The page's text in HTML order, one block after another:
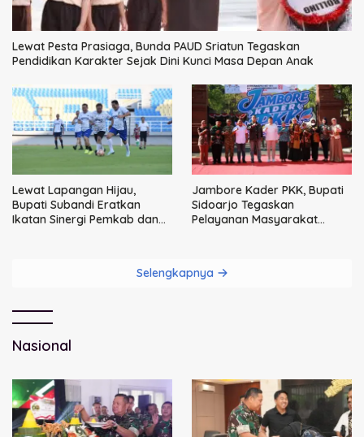
Lewat Pesta Prasiaga, Bunda PAUD Sriatun Tegaskan
Pendidikan Karakter Sejak Dini Kunci Masa Depan Anak
Lewat Lapangan Hijau,
Bupati Subandi Eratkan
Ikatan Sinergi Pemkab dan
Jambore Kader PKK, Bupati
Sidoarjo Tegaskan
Pelayanan Masyarakat
Selengkapnya
Nasional